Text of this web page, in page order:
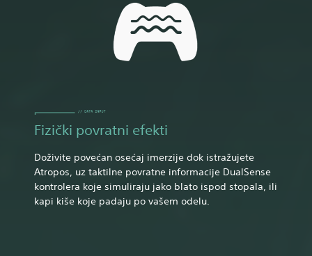
Fizički povratni efekti
Doživite povećan osećaj imerzije dok istražujete
Atropos, uz taktilne povratne informacije DualSense
kontrolera koje simuliraju jako blato ispod stopala, ili
kapi kiše koje padaju po vašem odelu.